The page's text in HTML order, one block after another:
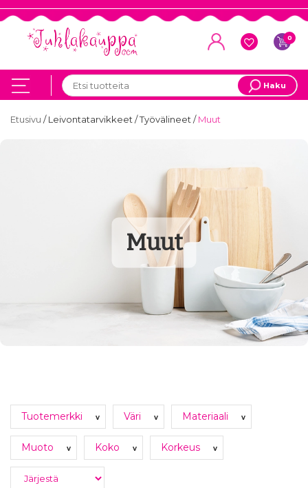
0
Haku
Etusivu /Leivontatarvikkeet/Työvälineet/Muut
Muut
Tuotemerkki v Väri v Materiaali v
Muoto v Koko v Korkeus v